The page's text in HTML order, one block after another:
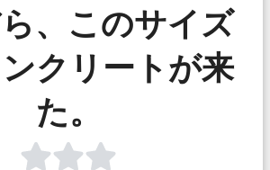
、このサイズ
クリートが来
た。